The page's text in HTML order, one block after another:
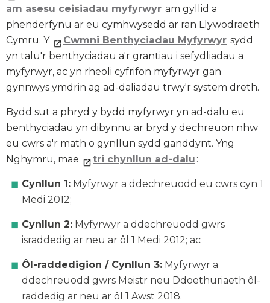
am asesu ceisiadau myfyrwyr am gyllid a
phenderfynu ar eu cymhwysedd ar ran Llywodraeth
Cymru. Y
Cwmni Benthyciadau Myfyrwyr sydd
yn talu'r benthyciadau a'r grantiau i sefydliadau a
myfyrwyr, ac yn rheoli cyfrifon myfyrwyr gan
gynnwys ymdrin ag ad-daliadau trwy'r system dreth.
Bydd sut a phryd y bydd myfyrwyr yn ad-dalu eu
benthyciadau yn dibynnu ar bryd y dechreuon nhw
eu cwrs a'r math o gynllun sydd ganddynt. Yng
Nghymru, mae
tri chynllun ad-dalu :
Cynllun 1: Myfyrwyr a ddechreuodd eu cwrs cyn 1
Medi 2012;
Cynllun 2: Myfyrwyr a ddechreuodd gwrs
israddedig ar neu ar ôl 1 Medi 2012; ac
Ôl-raddedigion / Cynllun 3: Myfyrwyr a
ddechreuodd gwrs Meistr neu Ddoethuriaeth ôl-
raddedig ar neu ar ôl 1 Awst 2018.